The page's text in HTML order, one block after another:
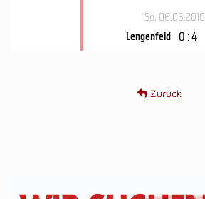
So, 06.06.2010
Lengenfeld 0 : 4
Zurück